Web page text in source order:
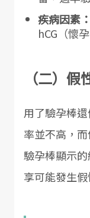
疾病因素：
hCG（懷
（二）
用了驗孕棒
率並不高，
驗孕棒顯示
享可能發生